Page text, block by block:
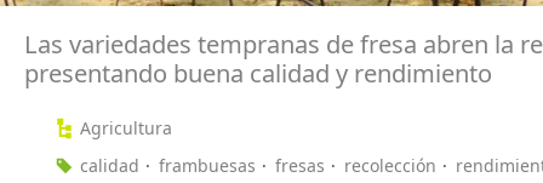
Las variedades tempranas de fresa abren la
presentando buena calidad y rendimiento
Agricultura
calidad
frambuesas fresas recolección